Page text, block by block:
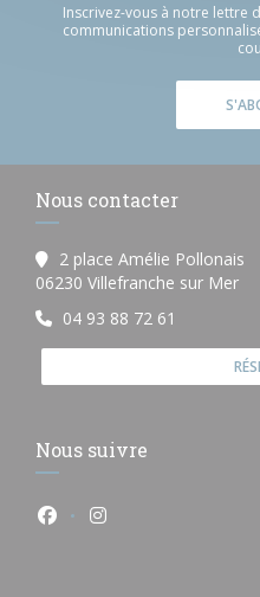
Inscrivez-vous à notre
communications
Nous contacter
2 place Amélie Pollonais
06230 Villefranche sur Mer
04 93 88 72 61
Nous suivre
Facebook ((ouvre une
Instagram ((ouvre